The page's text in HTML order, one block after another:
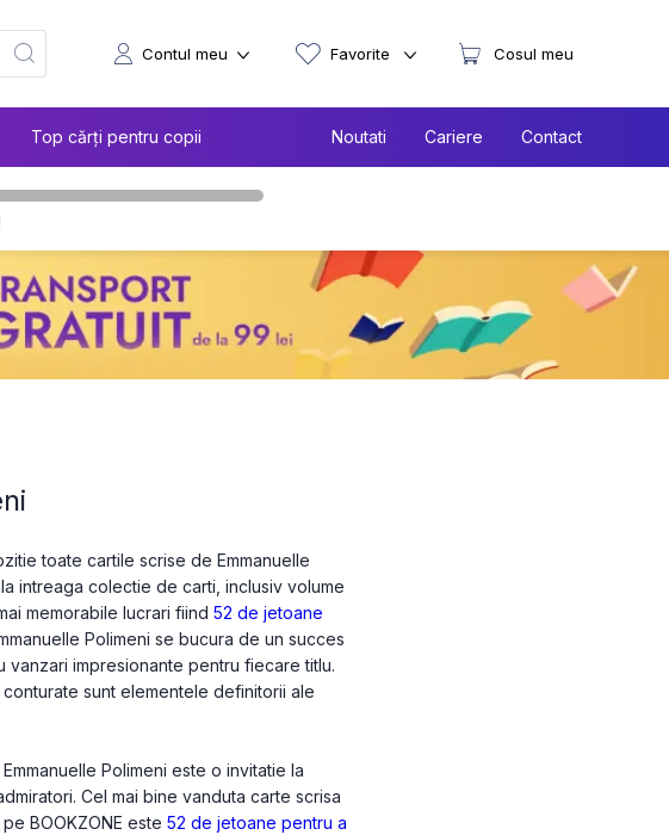
Top cărți pentru copii Noutati Cariere Contact
Contul meu Favorite Cosul meu
toate cartile scrise de Emmanuelle
intreaga colectie de carti, inclusiv volume
memorabile lucrari fiind52 de jetoane
Polimeni se bucura de un succes
vanzari impresionante pentru fiecare titlu.
sunt elementele definitorii ale
Polimeni este o invitatie la
Cel mai bine vanduta carte scrisa
BOOKZONE este52 de jetoane pentru a